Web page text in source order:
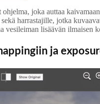
joka auttaa
harrastajille, jotka
vesileiman lisäävän
ja